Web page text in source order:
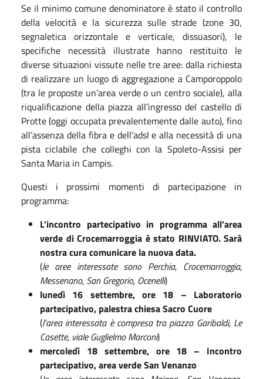
Se il minimo comune denominatore è stato il controllo
della velocità e la sicurezza sulle strade (zone 30,
segnaletica orizzontale e verticale, dissuasori), le
specifiche necessità illustrate hanno restituito le
diverse situazioni vissute nelle tre aree: dalla richiesta
di realizzare un luogo di aggregazione a Camporoppolo
(tra le proposte un’area verde o un centro sociale), alla
riqualificazione della piazza all’ingresso del castello di
Protte (oggi occupata prevalentemente dalle auto), fino
all’assenza della fibra e dell’adsl e alla necessità di una
pista ciclabile che colleghi con la Spoleto-Assisi per
Santa Maria in Campis.
Questi i prossimi momenti di partecipazione in
programma:
L’incontro partecipativo in programma all’area
verde di Crocemarroggia è stato RINVIATO. Sarà
nostra cura comunicare la nuova data.
(le aree interessate sono Perchia, Crocemarroggia,
Messenano, San Gregorio, Ocenelli)
lunedì 16 settembre, ore 18 – Laboratorio
partecipativo, palestra chiesa Sacro Cuore
(l’area interessata è compresa tra piazza Garibaldi, Le
Casette, viale Guglielmo Marconi)
mercoledì 18 settembre, ore 18 – Incontro
partecipativo, area verde San Venanzo